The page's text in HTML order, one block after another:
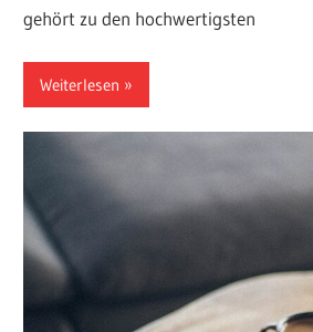
gehört zu den hochwertigsten
Weiterlesen